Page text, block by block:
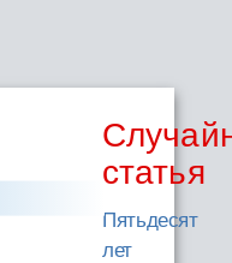
статья
Пятьдесят
лет